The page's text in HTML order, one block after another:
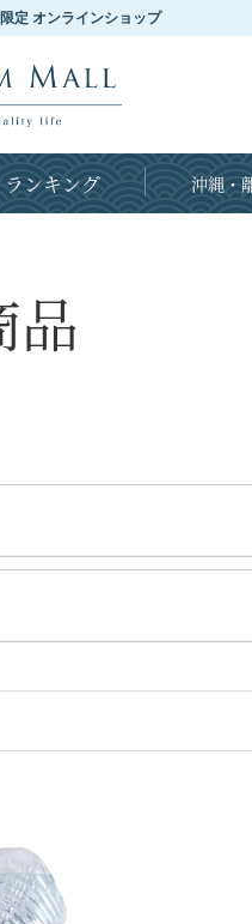
定 オンラインショップ
ランキング 沖縄・
品